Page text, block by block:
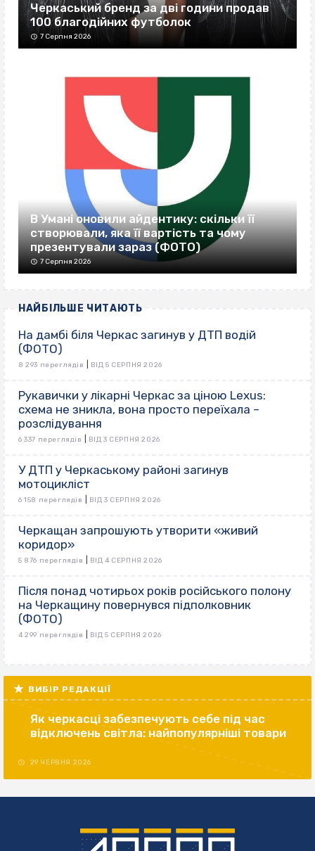
Черкаський бренд за дві години продав
100 благодійних футболок
7 Серпня 2026
В Умані оновили айдентику: скільки її
створювали, яка її вартість та чому
презентували зараз (ФОТО)
7 Серпня 2026
НАЙБІЛЬШЕ ЧИТАЮТЬ
На дамбі біля Черкас загинув у ДТП водій
(ФОТО)
8 293 переглядів ВІД 5 СЕРПНЯ 2026
Рукавички у лікарні Черкас за ціною Lexus:
схема не зникла, вона просто переїхала –
розслідування
6 337 переглядів ВІД 3 СЕРПНЯ 2026
У ДТП у Черкаському районі загинув
мотоцикліст
6 158 переглядів ВІД 3 СЕРПНЯ 2026
Черкащан запрошують утворити «живий
коридор»
5 876 переглядів ВІД 4 СЕРПНЯ 2026
Після понад чотирьох років російського полону
на Черкащину повернувся підполковник
(ФОТО)
4 299 переглядів ВІД 5 СЕРПНЯ 2026
ВИБІР РЕДАКЦІЇ
Як черкасці забезпечують себе під час
відключень світла: найпопулярніші товари
29 ЧЕРВНЯ 2026